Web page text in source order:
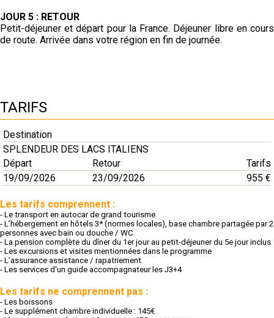
JOUR 5 : RETOUR
Petit-déjeuner et départ pour la France. Déjeuner libre en cours
de route. Arrivée dans votre région en fin de journée.
TARIFS
Destination
SPLENDEUR DES LACS ITALIENS
Départ
19/09/2026
Retour
23/09/2026
Tarifs
955 €
Les tarifs comprennent :
- Le transport en autocar de grand tourisme
- L’hébergement en hôtels 3* (normes locales), base chambre partagée par 2
personnes avec bain ou douche / WC
- La pension complète du dînerdu 1er jour au petit-déjeuner du 5e jour inclus
- Les excursions et visites mentionnées dans le programme
- L’assurance assistance / rapatriement.
- Les services d'un guide accompagnateur les J3+4
Les tarifs ne comprennent pas :
- Les boissons
- Le supplément chambre individuelle : 145€